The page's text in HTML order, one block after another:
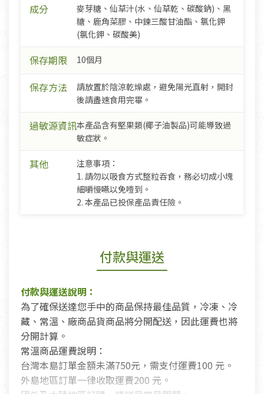
成分
麥芽糖、仙草汁(水、仙草乾、碳酸鈉)、黑
糖、鹿角菜膠、中鍊三酸甘油酯、氯化鉀
(氯化鉀、碳酸美)
保存期限 10個月
保存方法
請放置於陰涼乾燥處，避免陽光直射，開封
後請盡速食用完畢。
過敏源資訊本產品含有堅果類(椰子油製品)可能導致過
敏症狀。
其他
注意事項：
1. 請勿以吸食方式整粒吞食，務必切成小塊
細嚼慢嚥以免噎到。
2. 本產品已投保產品責任險。
付款與運送
付款與運送說明：
為了確保送達您手中的商品保持最佳品質，冷凍、冷
藏、常溫、廠商品貨商品將分開配送，因此運費也將
分開計算。
常溫商品運費說明：
台灣本島訂單金額未滿750元，需支付運費100 元。
外島地區訂單一律收取運費200 元。